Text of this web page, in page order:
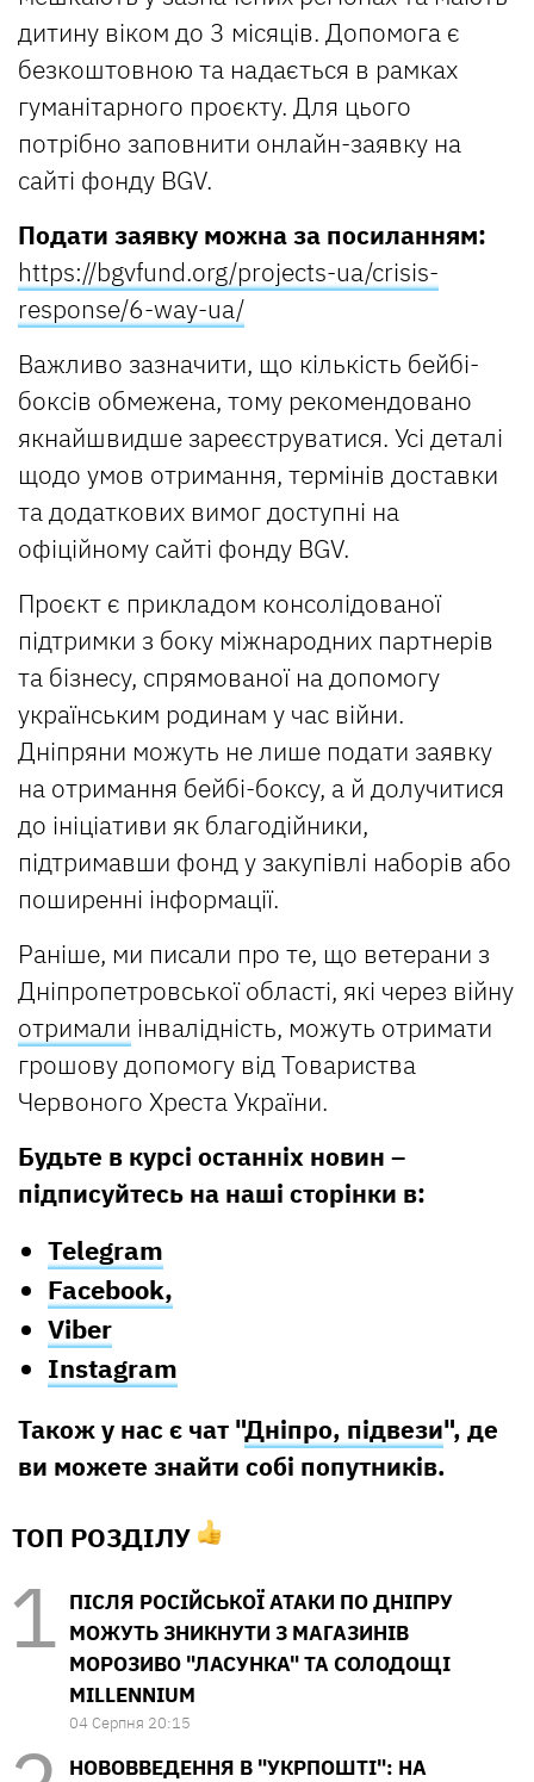
дитину віком до 3 місяців. Допомога є
безкоштовною та надається в рамках
гуманітарного проєкту. Для цього
потрібно заповнити онлайн-заявку на
сайті фонду BGV.
Подати заявку можна за посиланням:
https://bgvfund.org/projects-ua/crisis-
response/6-way-ua/
Важливо зазначити, що кількість бейбі-
боксів обмежена, тому рекомендовано
якнайшвидше зареєструватися. Усі деталі
щодо умов отримання, термінів доставки
та додаткових вимог доступні на
офіційному сайті фонду BGV.
Проєкт є прикладом консолідованої
підтримки з боку міжнародних партнерів
та бізнесу, спрямованої на допомогу
українським родинам у час війни.
Дніпряни можуть не лише подати заявку
на отримання бейбі-боксу, а й долучитися
до ініціативи як благодійники,
підтримавши фонд у закупівлі наборів або
поширенні інформації.
Раніше, ми писали про те, що ветерани з
Дніпропетровської області, які через війну
отримали інвалідність, можуть отримати
грошову допомогу від Товариства
Червоного Хреста України.
Будьте в курсі останніх новин –
підписуйтесь на наші сторінки в:
Telegram
Facebook,
Viber
Instagram
Також у нас є чат "Дніпро, підвези", де
ви можете знайти собі попутників.
ТОП РОЗДІЛУ
ПІСЛЯ РОСІЙСЬКОЇ АТАКИ ПО ДНІПРУ
МОЖУТЬ ЗНИКНУТИ З МАГАЗИНІВ
МОРОЗИВО "ЛАСУНКА" ТА СОЛОДОЩІ
MILLENNIUM
04 Серпня 20:15
НОВОВВЕДЕННЯ В "УКРПОШТІ": НА